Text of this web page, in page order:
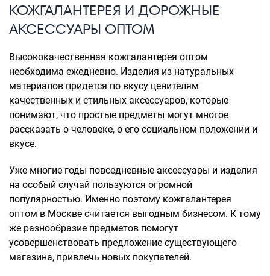
КОЖГАЛАНТЕРЕЯ И ДОРОЖНЫЕ
АКСЕССУАРЫ ОПТОМ
Высококачественная кожгалантерея оптом
необходима ежедневно. Изделия из натуральных
материалов придется по вкусу ценителям
качественных и стильных аксессуаров, которые
понимают, что простые предметы могут многое
рассказать о человеке, о его социальном положении и
вкусе.
Уже многие годы повседневные аксессуары и изделия
на особый случай пользуются огромной
популярностью. Именно поэтому кожгалантерея
оптом в Москве считается выгодным бизнесом. К тому
же разнообразие предметов помогут
усовершенствовать предложение существующего
магазина, привлечь новых покупателей.